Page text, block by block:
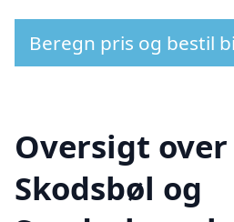
Beregn pris og bestil
Oversigt
Skodsbøl og